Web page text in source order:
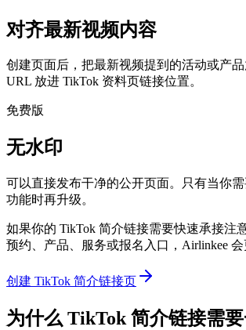
对齐最新视频内容
创建页面后，把最新视频提到的活动或产
URL 放进 TikTok 资料页链接位置。
免费版
无水印
可以直接发布干净的公开页面。只有当你
功能时再升级。
如果你的 TikTok 简介链接需要快速承接注
预约、产品、服务或报名入口，Airlinkee 会
创建 TikTok 简介链接页
为什么 TikTok 简介链接需